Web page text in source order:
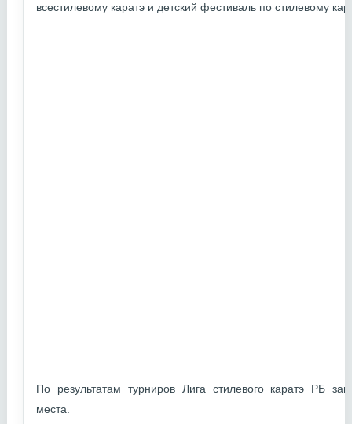
всестилевому каратэ и детский фестиваль по стилевому
По результатам турниров Лига стилевого каратэ РБ
места.